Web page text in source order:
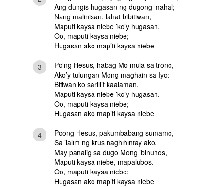
Ang dungis hugasan ng dugong mahal;
Nang malinisan, lahat bibitiwan,
Maputi kaysa niebe ’ko’y hugasan.
Oo, maputi kaysa niebe;
Hugasan ako map’ti kaysa niebe.
3
Po’ng Hesus, habag Mo mula sa trono,
Ako’y tulungan Mong maghain sa Iyo;
Bitiwan ko sarili’t kaalaman,
Maputi kaysa niebe ’ko’y hugasan.
Oo, maputi kaysa niebe;
Hugasan ako map’ti kaysa niebe.
4
Poong Hesus, pakumbabang sumamo,
Sa ’lalim ng krus naghihintay ako,
May panalig sa dugo Mong ’binuhos,
Maputi kaysa niebe, mapalubos.
Oo, maputi kaysa niebe;
Hugasan ako map’ti kaysa niebe.